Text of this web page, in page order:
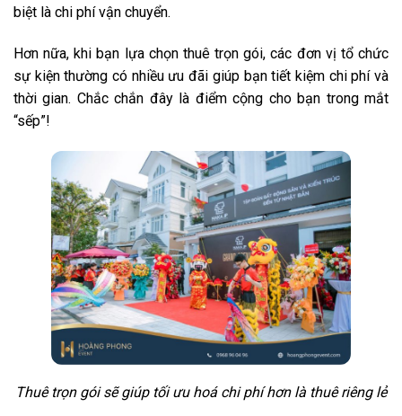
biệt là chi phí vận chuyển.
Hơn nữa, khi bạn lựa chọn thuê trọn gói, các đơn vị tổ chức
sự kiện thường có nhiều ưu đãi giúp bạn tiết kiệm chi phí và
thời gian. Chắc chắn đây là điểm cộng cho bạn trong mắt
“sếp”!
Thuê trọn gói sẽ giúp tối ưu hoá chi phí hơn là thuê riêng lẻ